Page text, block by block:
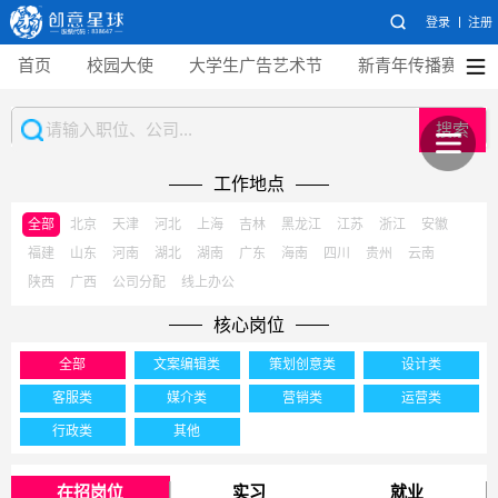
登录 注册
首页 校园大使 大学生广告艺术节 新青年传播赛
搜索
工作地点
全部 北京 天津 河北 上海 吉林 黑龙江 江苏 浙江
安徽
福建
山东 河南 湖北 湖南 广东 海南 四川 贵州
云南
陕西
广西 公司分配 线上办公
核心岗位
全部 文案编辑类 策划创意类 设计类
客服类 媒介类 营销类 运营类
行政类 其他
在招岗位 实习 就业